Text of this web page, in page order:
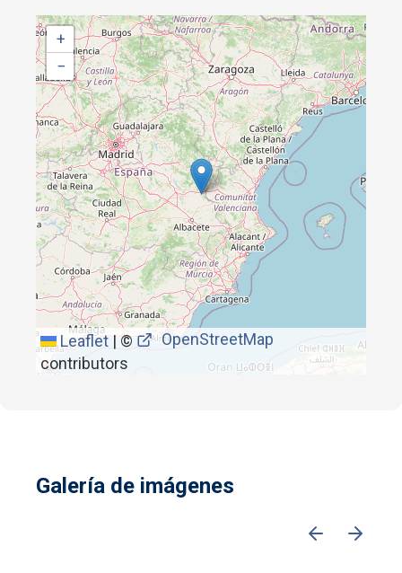
+
−
Leaflet | ©
OpenStreetMap
contributors
Galería de imágenes